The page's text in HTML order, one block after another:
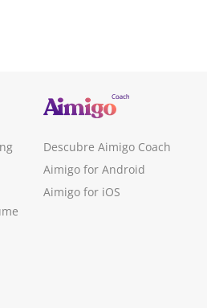
Descubre Aimigo Coach
Aimigo for Android
Aimigo for iOS